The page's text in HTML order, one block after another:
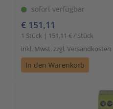
sofort verfügbar
€ 151,11
1 Stück | 151,11 € / Stück
inkl. Mwst. zzgl. Versandkosten
In den Warenkorb